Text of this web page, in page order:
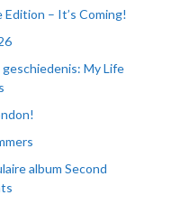
– It’s Coming!
My Life
album Second